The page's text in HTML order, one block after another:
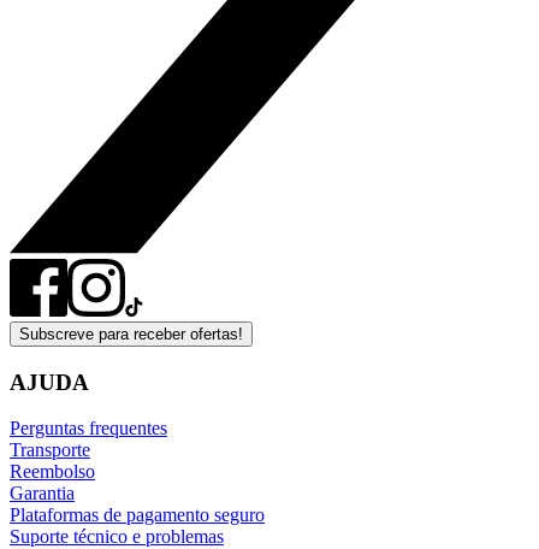
Subscreve para receber ofertas!
AJUDA
Perguntas frequentes
Transporte
Reembolso
Garantia
Plataformas de pagamento seguro
Suporte técnico e problemas